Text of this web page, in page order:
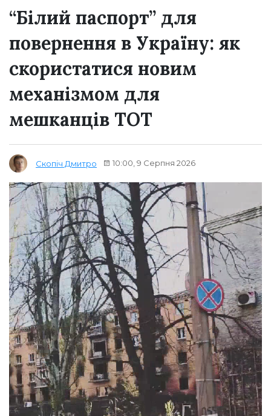
“Білий паспорт” для
повернення в Україну: як
скористатися новим
механізмом для
мешканців ТОТ
Скопіч Дмитро 10:00, 9 Серпня 2026